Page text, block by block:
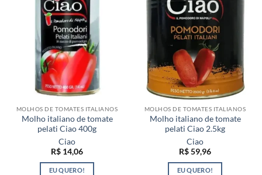
MOLHOS DE TOMATES ITALIANOS
Molho italiano de tomate
pelati Ciao 400g
Ciao
R$ 14,06
EU QUERO!
MOLHOS DE TOMATES ITALIANOS
Molho italiano de tomate
pelati Ciao 2.5kg
Ciao
R$59,96
EU QUERO!